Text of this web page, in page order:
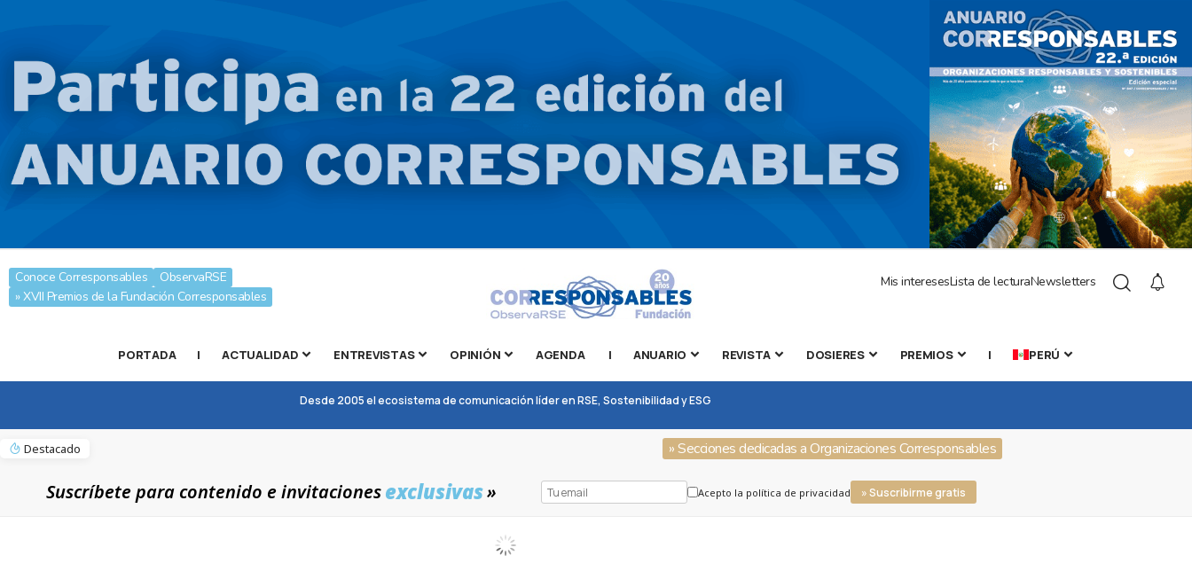
Conoce Corresponsables
ObservaRSE
» XVII Premios de la Fundación Corresponsables
Mis interesesLista de lecturaNewsletters
PORTADA | ACTUALIDAD ENTREVISTAS OPINIÓN AGENDA | ANUARIO REVISTA DOSIERES PREMIOS | PERÚ
Desde 2005 el ecosistema de comunicación líder en RSE, Sostenibilidad y ESG
Destacado » Secciones dedicadas a Organizaciones Corresponsables
Suscríbete para contenido e invitacionesexclusivas» Acepto la política de privacidad » Suscribirme gratis